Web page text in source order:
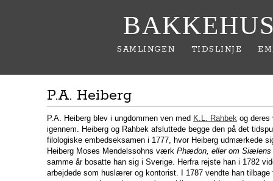
SAMLINGEN TIDSLINJE
P.A. Heiberg
P.A. Heiberg blev i ungdommen ven med K.L. Rahbek og deres
igennem. Heiberg og Rahbek afsluttede begge den på det
filologiske embedseksamen i 1777, hvor Heiberg udmærkede
Heiberg Moses Mendelssohns værk Phædon, eller om Siælens
samme år bosatte han sig i Sverige. Herfra rejste han i 1782
arbejdede som huslærer og kontorist. I 1787 vendte han